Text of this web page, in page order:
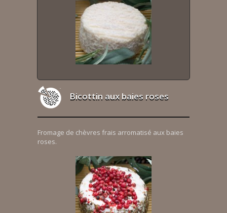
Bicottin aux baies roses
Fromage de chèvres frais arromatisé aux baies
roses.